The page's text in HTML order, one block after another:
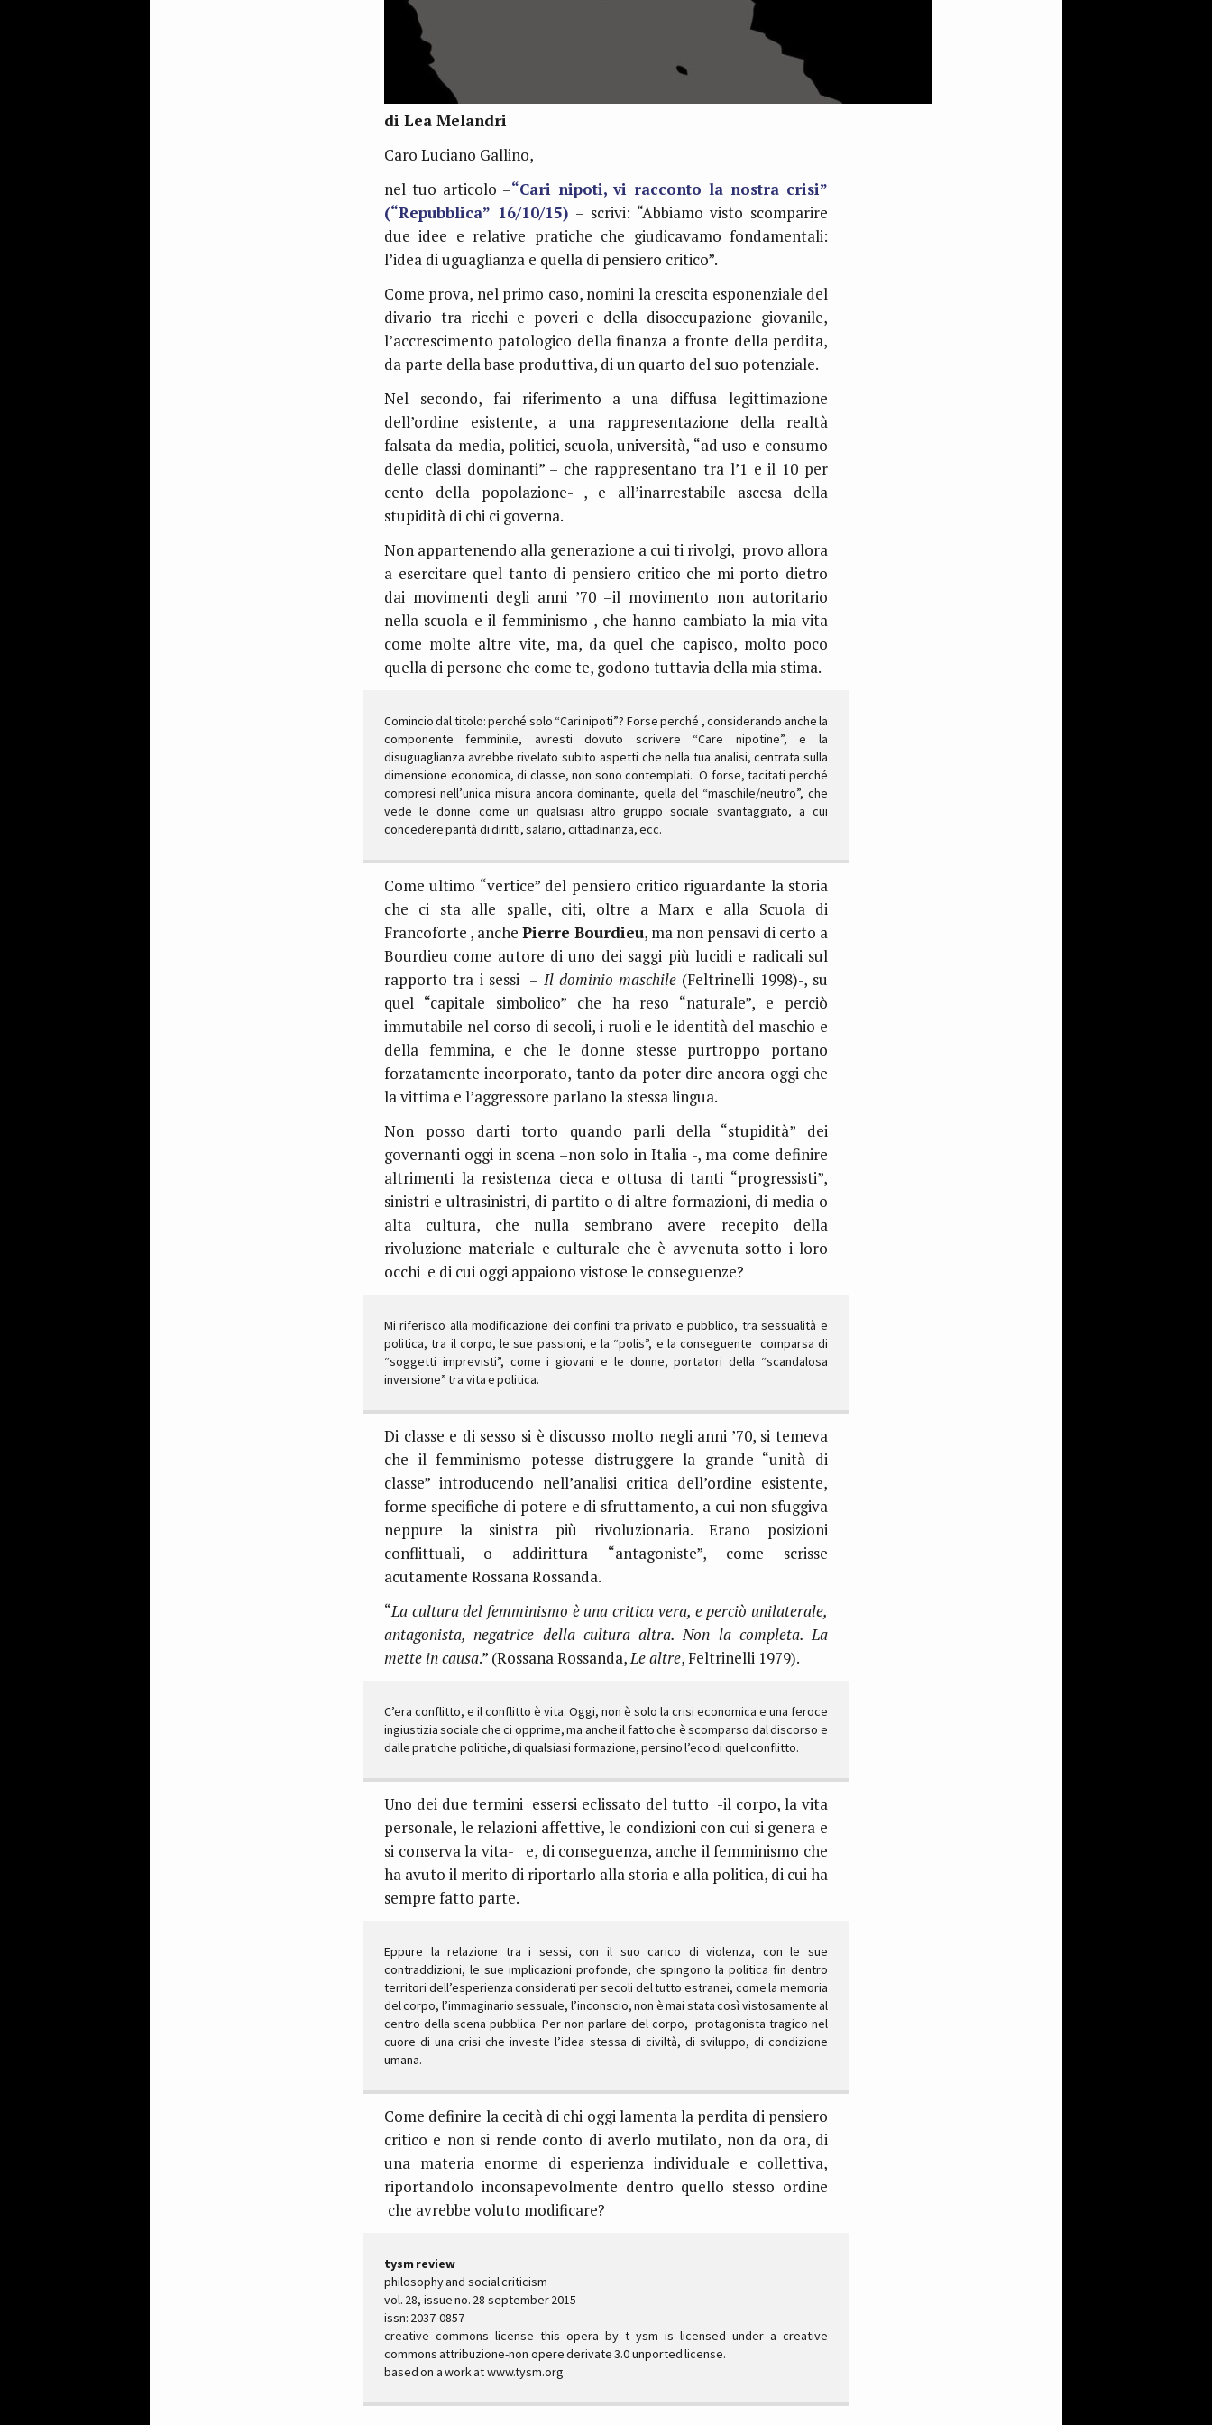
di Lea Melandri
Caro Luciano Gallino,
nel tuo articolo –“Cari nipoti, vi racconto la nostra crisi”
(“Repubblica” 16/10/15) – scrivi: “Abbiamo visto scomparire
due idee e relative pratiche che giudicavamo fondamentali:
l’idea di uguaglianza e quella di pensiero critico”.
Come prova, nel primo caso, nomini la crescita esponenziale del
divario tra ricchi e poveri e della disoccupazione giovanile,
l’accrescimento patologico della finanza a fronte della perdita,
da parte della base produttiva, di un quarto del suo potenziale.
Nel secondo, fai riferimento a una diffusa legittimazione
dell’ordine esistente, a una rappresentazione della realtà
falsata da media, politici, scuola, università, “ad uso e consumo
delle classi dominanti” – che rappresentano tra l’1 e il 10 per
cento della popolazione- , e all’inarrestabile ascesa della
stupidità di chi ci governa.
Non appartenendo alla generazione a cui ti rivolgi, provo allora
a esercitare quel tanto di pensiero critico che mi porto dietro
dai movimenti degli anni ’70 –il movimento non autoritario
nella scuola e il femminismo-, che hanno cambiato la mia vita
come molte altre vite, ma, da quel che capisco, molto poco
quella di persone che come te, godono tuttavia della mia stima.
Comincio dal titolo: perché solo “Cari nipoti”? Forse perché , considerando anche la
componente femminile, avresti dovuto scrivere “Care nipotine”, e la
disuguaglianza avrebbe rivelato subito aspetti che nella tua analisi, centrata sulla
dimensione economica, di classe, non sono contemplati. O forse, tacitati perché
compresi nell’unica misura ancora dominante, quella del “maschile/neutro”, che
vede le donne come un qualsiasi altro gruppo sociale svantaggiato, a cui
concedere parità di diritti, salario, cittadinanza, ecc.
Come ultimo “vertice” del pensiero critico riguardante la storia
che ci sta alle spalle, citi, oltre a Marx e alla Scuola di
Francoforte , anche Pierre Bourdieu, ma non pensavi di certo a
Bourdieu come autore di uno dei saggi più lucidi e radicali sul
rapporto tra i sessi – Il dominio maschile (Feltrinelli 1998)-, su
quel “capitale simbolico” che ha reso “naturale”, e perciò
immutabile nel corso di secoli, i ruoli e le identità del maschio e
della femmina, e che le donne stesse purtroppo portano
forzatamente incorporato, tanto da poter dire ancora oggi che
la vittima e l’aggressore parlano la stessa lingua.
Non posso darti torto quando parli della “stupidità” dei
governanti oggi in scena –non solo in Italia -, ma come definire
altrimenti la resistenza cieca e ottusa di tanti “progressisti”,
sinistri e ultrasinistri, di partito o di altre formazioni, di media o
alta cultura, che nulla sembrano avere recepito della
rivoluzione materiale e culturale che è avvenuta sotto i loro
occhi e di cui oggi appaiono vistose le conseguenze?
Mi riferisco alla modificazione dei confini tra privato e pubblico, tra sessualità e
politica, tra il corpo, le sue passioni, e la “polis”, e la conseguente comparsa di
“soggetti imprevisti”, come i giovani e le donne, portatori della “scandalosa
inversione” tra vita e politica.
Di classe e di sesso si è discusso molto negli anni ’70, si temeva
che il femminismo potesse distruggere la grande “unità di
classe” introducendo nell’analisi critica dell’ordine esistente,
forme specifiche di potere e di sfruttamento, a cui non sfuggiva
neppure la sinistra più rivoluzionaria. Erano posizioni
conflittuali, o addirittura “antagoniste”, come scrisse
acutamente Rossana Rossanda.
“La cultura del femminismo è una critica vera, e perciò unilaterale,
antagonista, negatrice della cultura altra. Non la completa. La
mette in causa.” (Rossana Rossanda,Le altre, Feltrinelli 1979).
C’era conflitto, e il conflitto è vita. Oggi, non è solo la crisi economica e una feroce
ingiustizia sociale che ci opprime, ma anche il fatto che è scomparso dal discorso e
dalle pratiche politiche, di qualsiasi formazione, persino l’eco di quel conflitto.
Uno dei due termini essersi eclissato del tutto -il corpo, la vita
personale, le relazioni affettive, le condizioni con cui si genera e
si conserva la vita- e, di conseguenza, anche il femminismo che
ha avuto il merito di riportarlo alla storia e alla politica, di cui ha
sempre fatto parte.
Eppure la relazione tra i sessi, con il suo carico di violenza, con le sue
contraddizioni, le sue implicazioni profonde, che spingono la politica fin dentro
territori dell’esperienza considerati per secoli del tutto estranei, come la memoria
del corpo, l’immaginario sessuale, l’inconscio, non è mai stata così vistosamente al
centro della scena pubblica. Per non parlare del corpo, protagonista tragico nel
cuore di una crisi che investe l’idea stessa di civiltà, di sviluppo, di condizione
umana.
Come definire la cecità di chi oggi lamenta la perdita di pensiero
critico e non si rende conto di averlo mutilato, non da ora, di
una materia enorme di esperienza individuale e collettiva,
riportandolo inconsapevolmente dentro quello stesso ordine
che avrebbe voluto modificare?
tysm review
philosophy and social criticism
vol. 28, issue no. 28 september 2015
issn: 2037-0857
creative commons license this opera by t ysm is licensed under a creative
commons attribuzione-non opere derivate 3.0 unported license.
based on a work at www.tysm.org